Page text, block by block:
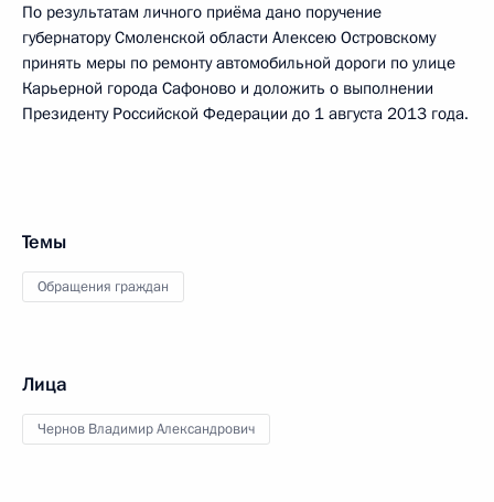
По результатам личного приёма дано поручение
губернатору Смоленской области Алексею Островскому
принять меры по ремонту автомобильной дороги по улице
Карьерной города Сафоново и доложить о выполнении
Президенту Российской Федерации до 1 августа 2013 года.
Темы
Обращения граждан
Лица
Чернов Владимир Александрович